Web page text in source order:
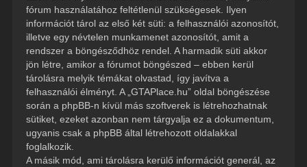
fórum használatához feltétlenül szükségesek. Ilyen
információt tárol az első két süti: a felhasználói azonosítót,
illetve egy névtelen munkamenet azonosítót, amit a
rendszer a böngésződhöz rendel. A harmadik süti akkor
jön létre, amikor a fórumot böngészed – ebben kerül
tárolásra melyik témákat olvastad, így javítva a
felhasználói élményt. A „GTAPlace.hu” oldal böngészése
során a phpBB-n kívül más szoftverek is létrehozhatnak
sütiket, ezeket azonban nem tárgyalja ez a dokumentum,
ugyanis csak a phpBB által létrehozott oldalakkal
foglalkozik.
A másik mód, ami tárolásra kerülő információt generál, az